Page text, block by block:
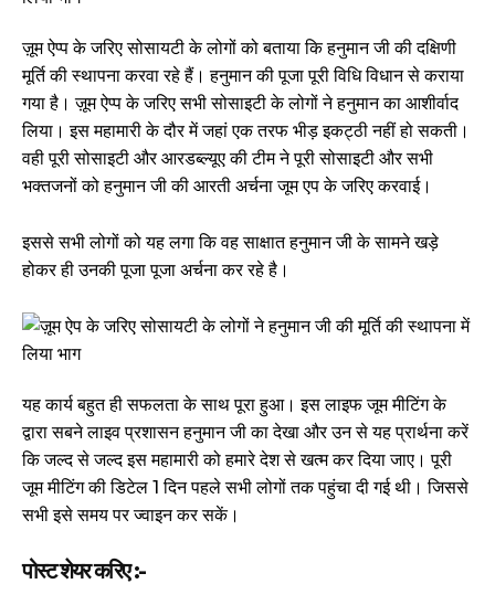
ज़ूम ऐप्प के जरिए सोसायटी के लोगों को बताया कि हनुमान जी की दक्षिणी
मूर्ति की स्थापना करवा रहे हैं। हनुमान की पूजा पूरी विधि विधान से कराया
गया है। ज़ूम ऐप्प के जरिए सभी सोसाइटी के लोगों ने हनुमान का आशीर्वाद
लिया। इस महामारी के दौर में जहां एक तरफ भीड़ इकट्ठी नहीं हो सकती।
वही पूरी सोसाइटी और आरडब्ल्यूए की टीम ने पूरी सोसाइटी और सभी
भक्तजनों को हनुमान जी की आरती अर्चना जूम एप के जरिए करवाई।
इससे सभी लोगों को यह लगा कि वह साक्षात हनुमान जी के सामने खड़े
होकर ही उनकी पूजा पूजा अर्चना कर रहे है।
यह कार्य बहुत ही सफलता के साथ पूरा हुआ। इस लाइफ जूम मीटिंग के
द्वारा सबने लाइव प्रशासन हनुमान जी का देखा और उन से यह प्रार्थना करें
कि जल्द से जल्द इस महामारी को हमारे देश से खत्म कर दिया जाए। पूरी
जूम मीटिंग की डिटेल 1 दिन पहले सभी लोगों तक पहुंचा दी गई थी। जिससे
सभी इसे समय पर ज्वाइन कर सकें।
पोस्ट शेयर करिए :-